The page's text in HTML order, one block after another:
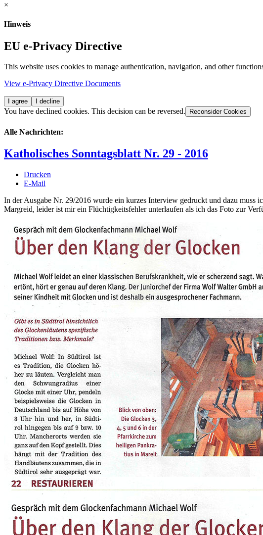
×
Hinweis
EU e-Privacy Directive
This website uses cookies to manage authentication, navigation, and other
View e-Privacy Directive Documents
I agree I decline
You have declined cookies. This decision can be reversed. Reconsider Cookies
Alle Nachrichten:
Katholisches Sonntagsblatt Nr. 29 - 2016
Drucken
E-Mail
In der Ausgabe Nr. 29/2016 wurde ein kurzes Interview gedruckt und dazu
Margreid, leider ist mir ein Flüchtigkeitsfehler unterlaufen als ich das Foto zur